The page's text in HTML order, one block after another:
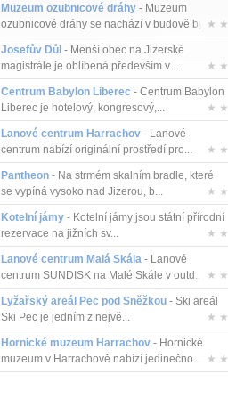
Muzeum ozubnicové dráhy- Muzeum
ozubnicové dráhy se nachází v budově bý...★ ★
Josefův Důl - Menší obec na Jizerské
magistrále je oblíbená především v ...
★ ★
Centrum Babylon Liberec - Centrum Babylon
Liberec je hotelový, kongresový,...
★ ★
Lanové centrum Harrachov- Lanové
centrum nabízí originální prostředí pro...
★ ★
Pantheon- Na strmém skalním bradle, které
se vypíná vysoko nad Jizerou, b...
★ ★
Kotelní jámy- Kotelní jámy jsou státní přírodní
rezervace na jižních sv...
★ ★
Lanové centrum Malá Skála- Lanové
centrum SUNDISK na Malé Skále v outd...
★ ★
Lyžařský areál Pec pod Sněžkou- Ski areál
Ski Pec je jedním z nejvě...
★ ★
Hornické muzeum Harrachov- Hornické
muzeum v Harrachově nabízí jedinečno...
★ ★